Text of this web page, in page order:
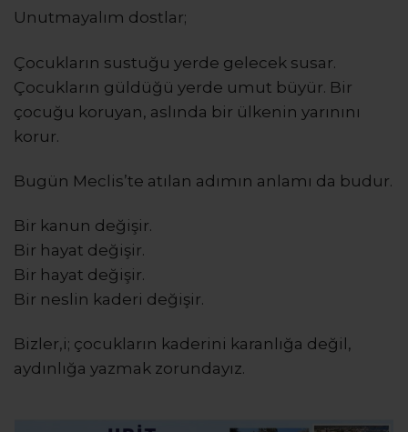
Unutmayalım dostlar;
Çocukların sustuğu yerde gelecek susar.
Çocukların güldüğü yerde umut büyür. Bir
çocuğu koruyan, aslında bir ülkenin yarınını
korur.
Bugün Meclis’te atılan adımın anlamı da budur.
Bir kanun değişir.
Bir hayat değişir.
Bir hayat değişir.
Bir neslin kaderi değişir.
Bizler,i; çocukların kaderini karanlığa değil,
aydınlığa yazmak zorundayız.